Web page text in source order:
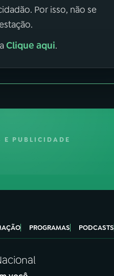
Por isso, não se
Clique aqui.
E PUBLICIDADE
PROGRAMAS PODCASTS